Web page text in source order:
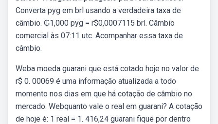
Converta pyg em brl usando a verdadeira taxa de
câmbio. ₲1,000 pyg = r$0,0007115 brl. Câmbio
comercial às 07:11 utc. Acompanhar essa taxa de
câmbio.
Weba moeda guarani que está cotado hoje no valor de
r$ 0. 00069 é uma informação atualizada a todo
momento nos dias em que há cotação de câmbio no
mercado. Webquanto vale o real em guarani? A cotação
de hoje é: 1 real = 1. 416,24 guarani fique por dentro